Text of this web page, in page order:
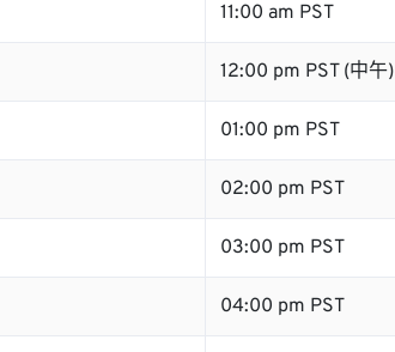
11:00 am PST
12:00 pm PST (中午)
01:00 pm PST
02:00 pm PST
03:00 pm PST
04:00 pm PST